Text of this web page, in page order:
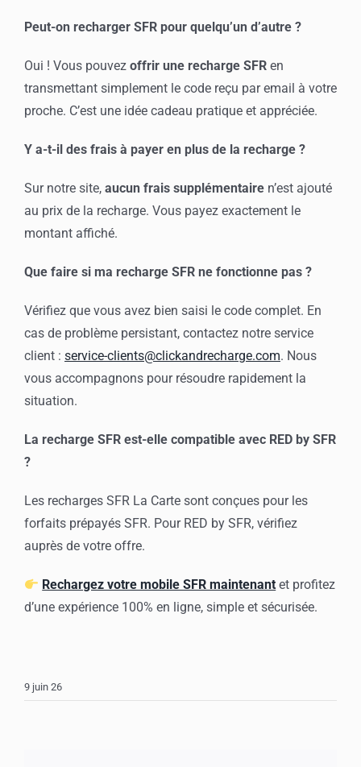
Peut-on recharger SFR pour quelqu’un d’autre ?
Oui ! Vous pouvez offrir une recharge SFR en
transmettant simplement le code reçu par email à votre
proche. C’est une idée cadeau pratique et appréciée.
Y a-t-il des frais à payer en plus de la recharge ?
Sur notre site, aucun frais supplémentaire n’est ajouté
au prix de la recharge. Vous payez exactement le
montant affiché.
Que faire si ma recharge SFR ne fonctionne pas ?
Vérifiez que vous avez bien saisi le code complet. En
cas de problème persistant, contactez notre service
client : service-clients@clickandrecharge.com. Nous
vous accompagnons pour résoudre rapidement la
situation.
La recharge SFR est-elle compatible avec RED by SFR
?
Les recharges SFR La Carte sont conçues pour les
forfaits prépayés SFR. Pour RED by SFR, vérifiez
auprès de votre offre.
Rechargez votre mobile SFR maintenant et profitez
d’une expérience 100% en ligne, simple et sécurisée.
9 juin 26